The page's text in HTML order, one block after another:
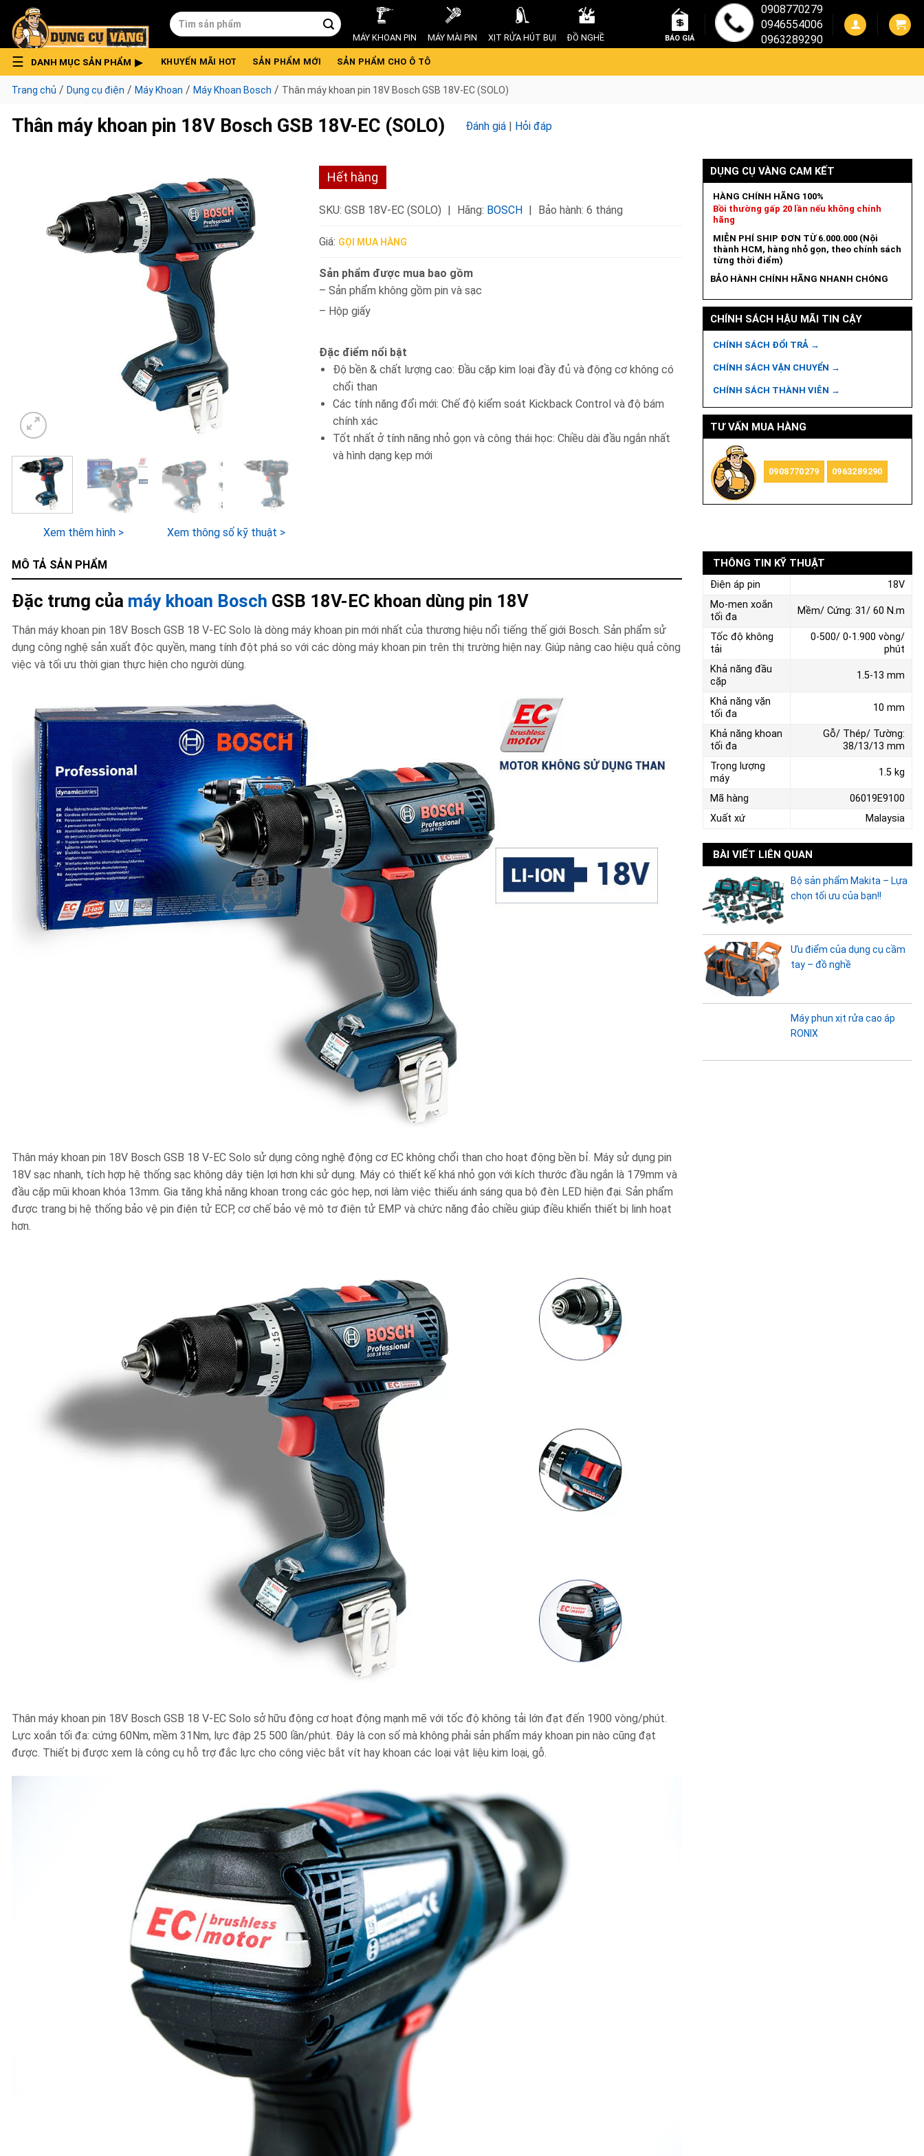
content
Tìm
kiếm:
MÁY KHOAN PIN MÁY MÀI PIN XỊT RỬA HÚT BỤI ĐỒ NGHỀ BÁO GIÁ
0908770279
0946554006
0963289290
DANH MỤC SẢN PHẨM KHUYẾN MÃI HOT SẢN PHẨM MỚI SẢN PHẨM CHO Ô TÔ
Trang chủ / Dụng cụ điện / Máy Khoan / Máy Khoan Bosch / Thân máy khoan pin 18V Bosch GSB 18V-EC (SOLO)
Thân máy khoan pin 18V Bosch GSB 18V-EC (SOLO) Đánh giá | Hỏi đáp
Xem thêm hình > Xem thông số kỹ thuật >
Hết hàng
SKU: GSB 18V-EC (SOLO) Hãng: BOSCH Bảo hành: 6 tháng
Giá: GỌI MUA HÀNG
Sản phẩm được mua bao gồm
– Sản phẩm không gồm pin và sạc
– Hộp giấy
Đặc điểm nổi bật
Độ bền & chất lượng cao: Đầu cặp kim loại đầy đủ và động cơ không có
chổi than
Các tính năng đổi mới: Chế độ kiểm soát Kickback Control và độ bám
chính xác
Tốt nhất ở tính năng nhỏ gọn và công thái học: Chiều dài đầu ngắn nhất
và hình dạng kẹp mới
DỤNG CỤ VÀNG CAM KẾT
HÀNG CHÍNH HÃNG 100%
Bồi thường gấp 20 lần nếu không chính
hãng
MIỄN PHÍ SHIP ĐƠN TỪ 6.000.000 (Nội
thành HCM, hàng nhỏ gọn, theo chính sách
từng thời điểm)
BẢO HÀNH CHÍNH HÃNG NHANH CHÓNG
CHÍNH SÁCH HẬU MÃI TIN CẬY
CHÍNH SÁCH ĐỔI TRẢ →
CHÍNH SÁCH VẬN CHUYỂN →
CHÍNH SÁCH THÀNH VIÊN →
TƯ VẤN MUA HÀNG
0908770279 0963289290
MÔ TẢ SẢN PHẨM
Đặc trưng của máy khoan Bosch GSB 18V-EC khoan dùng pin 18V
Thân máy khoan pin 18V Bosch GSB 18 V-EC Solo là dòng máy khoan pin mới nhất của thương hiệu nổi tiếng thế giới Bosch. Sản phẩm sử
dụng công nghệ sản xuất độc quyền, mang tính đột phá so với các dòng máy khoan pin trên thị trường hiện nay. Giúp nâng cao hiệu quả công
việc và tối ưu thời gian thực hiện cho người dùng.
Thân máy khoan pin 18V Bosch GSB 18 V-EC Solo sử dụng công nghệ động cơ EC không chổi than cho hoạt động bền bỉ. Máy sử dụng pin
18V sạc nhanh, tích hợp hệ thống sạc không dây tiện lợi hơn khi sử dụng. Máy có thiết kế khá nhỏ gọn với kích thước đầu ngắn là 179mm và
đầu cặp mũi khoan khóa 13mm. Gia tăng khả năng khoan trong các góc hẹp, nơi làm việc thiếu ánh sáng qua bộ đèn LED hiện đại. Sản phẩm
được trang bị hệ thống bảo vệ pin điện tử ECP, cơ chế bảo vệ mô tơ điện tử EMP và chức năng đảo chiều giúp điều khiển thiết bị linh hoạt
hơn.
Thân máy khoan pin 18V Bosch GSB 18 V-EC Solo sở hữu động cơ hoạt động mạnh mẽ với tốc độ không tải lớn đạt đến 1900 vòng/phút.
Lực xoắn tối đa: cứng 60Nm, mềm 31Nm, lực đập 25 500 lần/phút. Đây là con số mà không phải sản phẩm máy khoan pin nào cũng đạt
được. Thiết bị được xem là công cụ hỗ trợ đắc lực cho công việc bắt vít hay khoan các loại vật liệu kim loại, gỗ.
THÔNG TIN KỸ THUẬT
Điện áp pin
18V
Mo-men xoắn
tối đa
Mềm/ Cứng: 31/ 60 N.m
Tốc độ không
tải
0-500/ 0-1.900 vòng/
phút
Khả năng đầu
cặp
1.5-13 mm
Khả năng vặn
tối đa
10 mm
Khả năng khoan
tối đa
Gỗ/ Thép/ Tường:
38/13/13 mm
Trọng lượng
máy
1.5 kg
Mã hàng
06019E9100
Xuất xứ
Malaysia
BÀI VIẾT LIÊN QUAN
Bộ sản phẩm Makita – Lựa
chọn tối ưu của bạn!!
Ưu điểm của dụng cụ cầm
tay – đồ nghề
Máy phun xịt rửa cao áp
RONIX